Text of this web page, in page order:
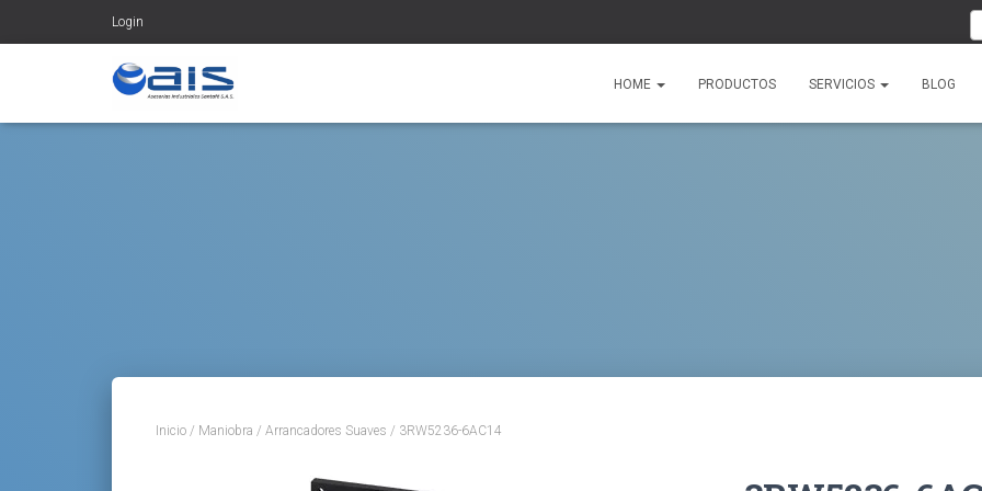
Login
HOME PRODUCTOS SERVICIOS BLOG
Inicio / Maniobra / Arrancadores Suaves / 3RW5236-6AC14